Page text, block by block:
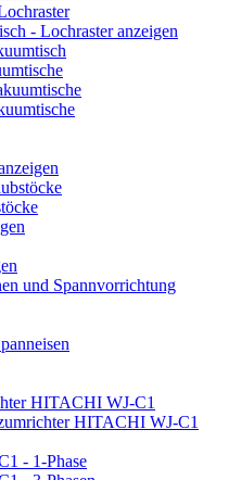
- Lochraster anzeigen
und Spannvorrichtung
HITACHI WJ-C1
HITACHI WJ-C1
- 1-Phase